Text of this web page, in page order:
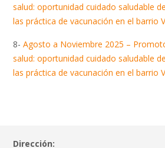
salud: oportunidad cuidado saludable
las práctica de vacunación en el barrio
8- Agosto a Noviembre 2025 –
salud: oportunidad cuidado saludable
las práctica de vacunación en el barrio
Dirección: